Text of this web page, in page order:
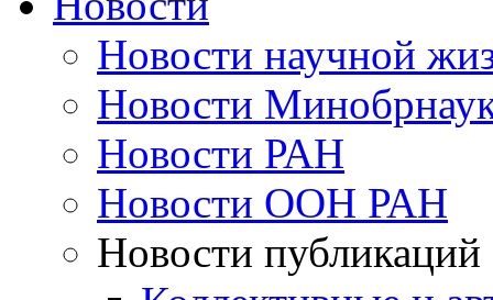
Новости научной
Новости
Новости РАН
Новости ООН РАН
Новости публикаций